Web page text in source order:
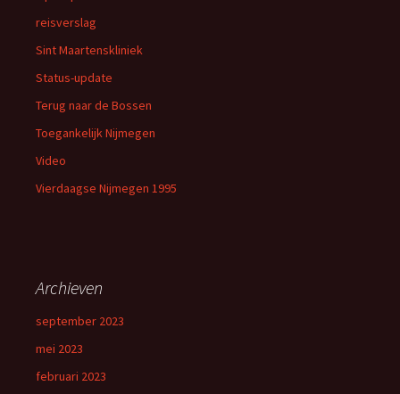
reisverslag
Sint Maartenskliniek
Status-update
Terug naar de Bossen
Toegankelijk Nijmegen
Video
Vierdaagse Nijmegen 1995
Archieven
september 2023
mei 2023
februari 2023